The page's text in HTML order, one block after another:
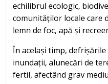
echilibrul ecologic,
comunităților locale care
lemn de foc, apă și
În același timp,
inundații, alunecări de
fertil, afectând grav